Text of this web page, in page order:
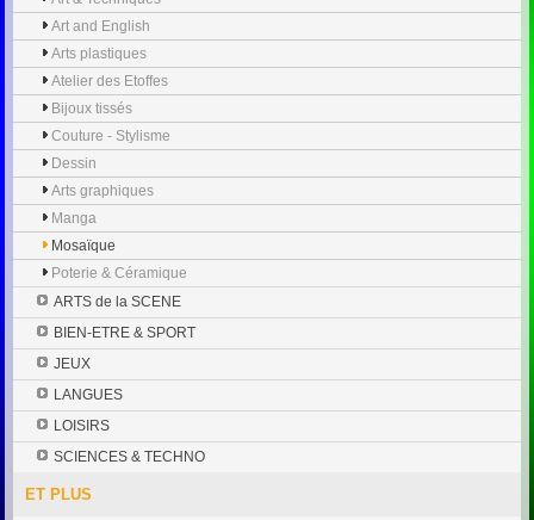
Art and English
Arts plastiques
Atelier des Etoffes
Bijoux tissés
Couture - Stylisme
Dessin
Arts graphiques
Manga
Mosaïque
Poterie & Céramique
ARTS de la SCENE
BIEN-ETRE & SPORT
JEUX
LANGUES
LOISIRS
SCIENCES & TECHNO
ET PLUS